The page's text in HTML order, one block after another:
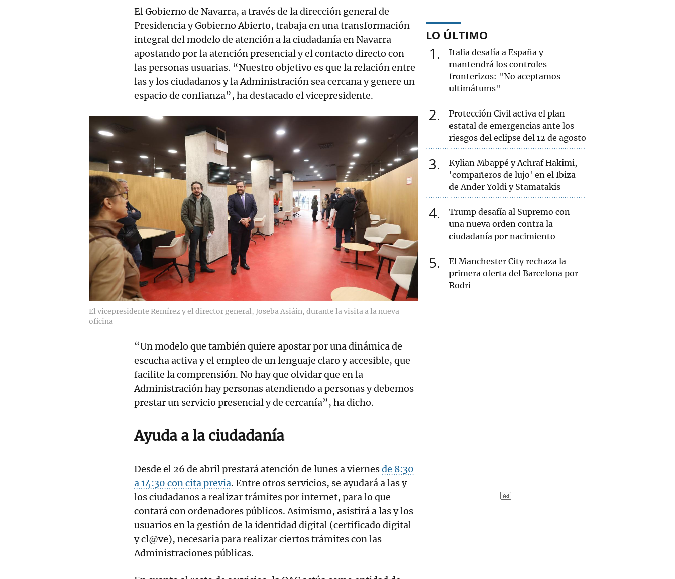
El Gobierno de Navarra, a través de la dirección general de
Presidencia y Gobierno Abierto, trabaja en una transformación
integral del modelo de atención a la ciudadanía en Navarra
apostando por la atención presencial y el contacto directo con
las personas usuarias. “Nuestro objetivo es que la relación entre
las y los ciudadanos y la Administración sea cercana y genere un
espacio de confianza”, ha destacado el vicepresidente.
El vicepresidente Remírez y el director general, Joseba Asiáin, durante la visita a la nueva
oficina
“Un modelo que también quiere apostar por una dinámica de
escucha activa y el empleo de un lenguaje claro y accesible, que
facilite la comprensión. No hay que olvidar que en la
Administración hay personas atendiendo a personas y debemos
prestar un servicio presencial y de cercanía”, ha dicho.
Ayuda a la ciudadanía
Desde el 26 de abril prestará atención de lunes a viernesde 8:30
a 14:30 con cita previa. Entre otros servicios, se ayudará a las y
los ciudadanos a realizar trámites por internet, para lo que
contará con ordenadores públicos. Asimismo, asistirá a las y los
usuarios en la gestión de la identidad digital (certificado digital
y cl@ve), necesaria para realizar ciertos trámites con las
Administraciones públicas.
LO ÚLTIMO
1
Italia desafía a España y
mantendrá los controles
fronterizos: "No aceptamos
ultimátums"
2
Protección Civil activa el plan
estatal de emergencias ante los
riesgos del eclipse del 12 de agosto
3
Kylian Mbappé y Achraf Hakimi,
'compañeros de lujo' en el Ibiza
de Ander Yoldi y Stamatakis
4
Trump desafía al Supremo con
una nueva orden contra la
ciudadanía por nacimiento
5
El Manchester City rechaza la
primera oferta del Barcelona por
Rodri